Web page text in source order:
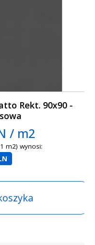
Rekt. 90x90 -
/ m2
m2) wynosi: